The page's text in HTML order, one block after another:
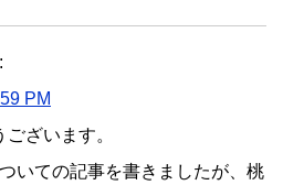
PM
ざいます。
いての記事を書きましたが、桃